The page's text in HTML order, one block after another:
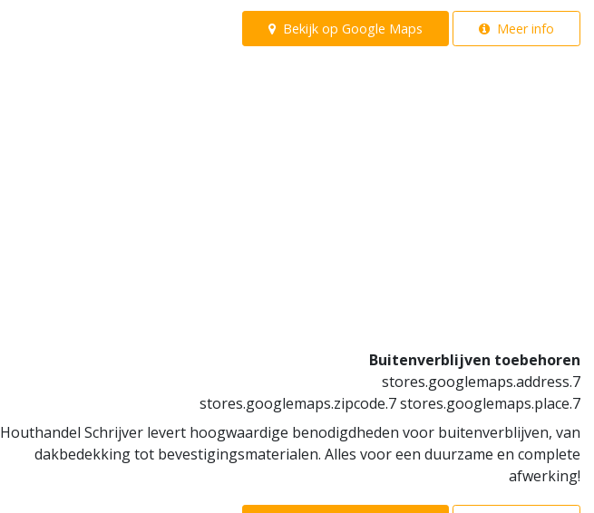
Bekijk op Google Maps Meer info
Buitenverblijven toebehoren
stores.googlemaps.address.7
stores.googlemaps.zipcode.7 stores.googlemaps.place.7
Houthandel Schrijver levert hoogwaardige benodigdheden voor buitenverblijven, van
dakbedekking tot bevestigingsmaterialen. Alles voor een duurzame en complete
afwerking!